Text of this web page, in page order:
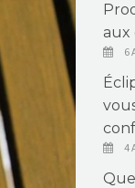
aux
6
4